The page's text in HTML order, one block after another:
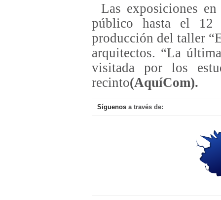
Las exposiciones
público hasta el
producción del taller
arquitectos. “La
visitada por los
recinto(AquíCom).
Síguenos a través de: